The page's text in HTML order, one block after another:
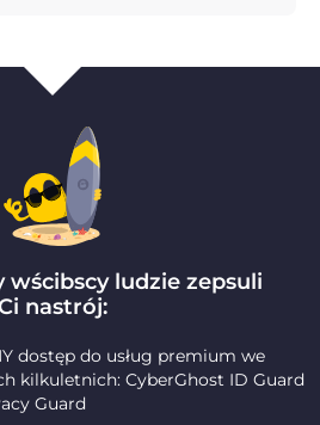
wścibscy ludzie zepsuli
nastrój:
dostęp do usług premium we
kilkuletnich: CyberGhost ID Guard
Guard